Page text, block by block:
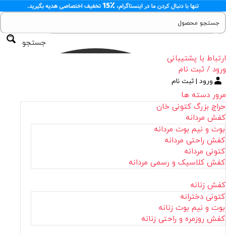
جستجو
ارتباط با پشتیبانی
ورود / ثبت نام
ورود | ثبت نام
مرور دسته ها
حراج بزرگ کتونی خان
کفش مردانه
بوت و نیم بوت مردانه
کفش راحتی مردانه
کتونی مردانه
کفش کلاسیک و رسمی مردانه
کفش زنانه
کتونی دخترانه
بوت و نیم بوت زنانه
کفش روزمره و راحتی زنانه